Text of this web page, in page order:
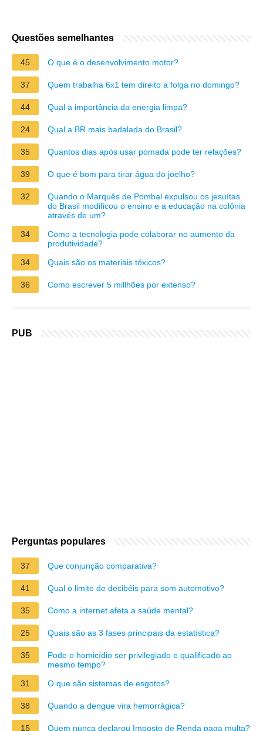
Questões semelhantes
45 O que é o desenvolvimento motor?
37 Quem trabalha 6x1 tem direito a folga no domingo?
44 Qual a importância da energia limpa?
24 Qual a BR mais badalada do Brasil?
35 Quantos dias após usar pomada pode ter relações?
39 O que é bom para tirar água do joelho?
32
Quando o Marquês de Pombal expulsou os jesuítas
do Brasil modificou o ensino e a educação na colônia
através de um?
34
Como a tecnologia pode colaborar no aumento da
produtividade?
34
Quais são os materiais tóxicos?
36 Como escrever 5 millhões por extenso?
PUB
Perguntas populares
37 Que conjunção comparativa?
41 Qual o limite de decibéis para som automotivo?
35 Como a internet afeta a saúde mental?
25 Quais são as 3 fases principais da estatística?
35
Pode o homicídio ser privilegiado e qualificado ao
mesmo tempo?
31
O que são sistemas de esgotos?
38 Quando a dengue vira hemorrágica?
15 Quem nunca declarou Imposto de Renda paga multa?